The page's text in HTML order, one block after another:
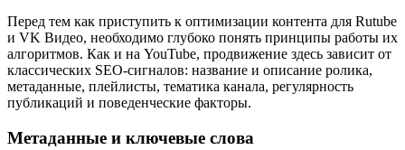
Перед тем как приступить к оптимизации контента для Rutube
и VK Видео, необходимо глубоко понять принципы работы их
алгоритмов. Как и на YouTube, продвижение здесь зависит от
классических SEO-сигналов: название и описание ролика,
метаданные, плейлисты, тематика канала, регулярность
публикаций и поведенческие факторы.
Метаданные и ключевые слова